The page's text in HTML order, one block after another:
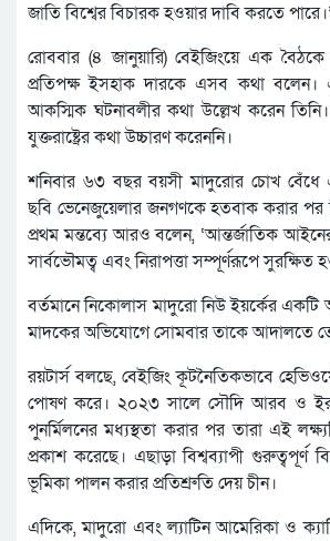
জাতি বিশ্বের বিচারক হওয়ার দাবি করতে
রোববার (৪ জানুয়ারি) বেইজিংয়ে এক বৈঠকে
প্রতিপক্ষ ইসহাক দারকে এসব কথা বলেন।
আকস্মিক ঘটনাবলীর কথা উল্লেখ করেন
যুক্তরাষ্ট্রের কথা উচ্চারণ করেননি।
শনিবার ৬৩ বছর বয়সী মাদুরোর চোখ বেঁধে
ছবি ভেনেজুয়েলার জনগণকে হতবাক করার পর
প্রথম মন্তব্যে আরও বলেন, ‘আন্তর্জাতিক
সার্বভৌমত্ব এবং নিরাপত্তা সম্পূর্ণরূপে সুরক্ষিত
বর্তমানে নিকোলাস মাদুরো নিউ ইয়র্কের একটি
মাদকের অভিযোগে সোমবার তাকে আদালতে
রয়টার্স বলছে, বেইজিং কূটনৈতিকভাবে
পোষণ করে। ২০২৩ সালে সৌদি আরব ও
পুনর্মিলনের মধ্যস্থতা করার পর তারা এই
প্রকাশ করেছে। এছাড়া বিশ্বব্যাপী
ভূমিকা পালন করার প্রতিশ্রুতি দেয় চীন।
এদিকে, মাদুরো এবং ল্যাটিন আমেরিকা ও